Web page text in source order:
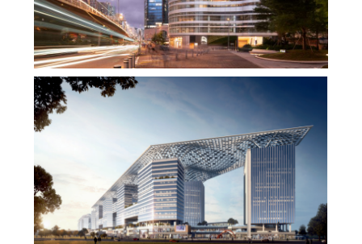
270°全海景办公，香港罗氏集团KTR350大厦，
改写观塘天际线，脚下就是维多利亚港！
admin 商业建筑
综合体
建筑设计 , 未分类